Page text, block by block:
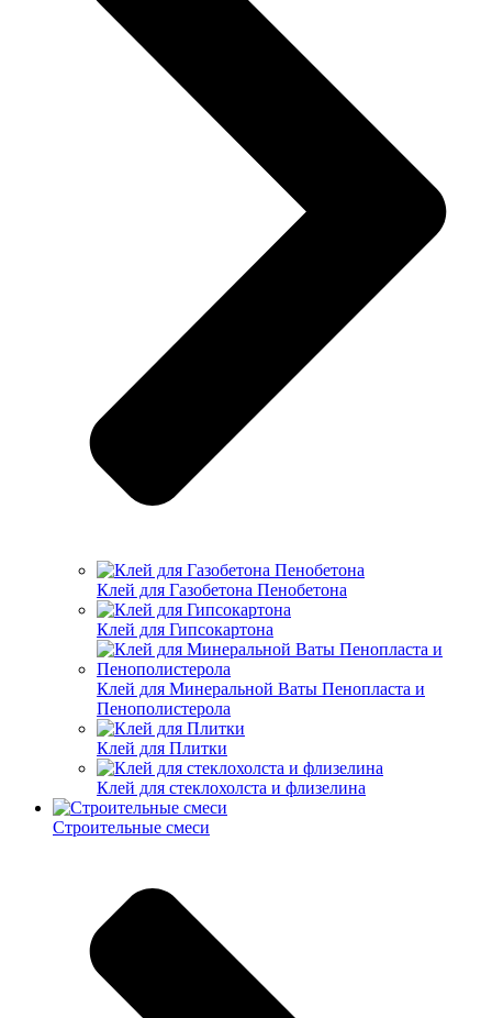
Клей для Газобетона Пенобетона
Клей для Гипсокартона
Клей для Минеральной Ваты Пенопласта и
Пенополистерола
Клей для Плитки
Клей для стеклохолста и флизелина
Строительные смеси